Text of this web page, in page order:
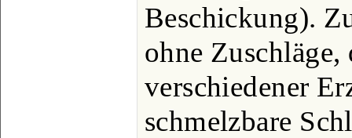
Beschickung).
ohne
verschiedener
schmelzbare